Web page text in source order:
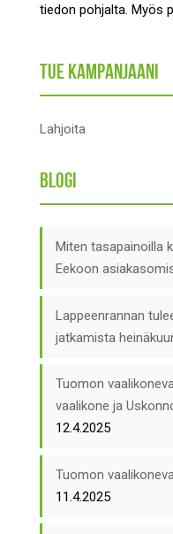
tiedon pohjalta. Myös
Tue kampanjaani
Lahjoita
Blogi
Miten tasapainoilla
Eekoon
Lappeenrannan
jatkamista
Tuomon
vaalikone ja
12.4.2025
Tuomon
11.4.2025